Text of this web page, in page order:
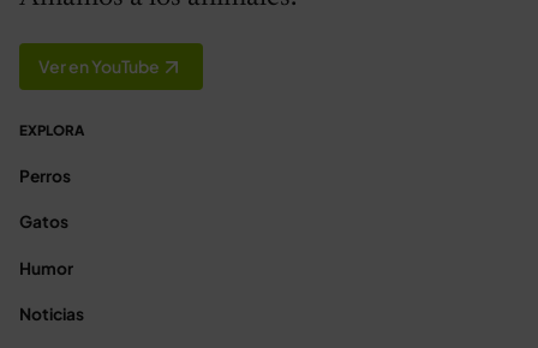
Ver en YouTube
EXPLORA
Perros
Gatos
Humor
Noticias